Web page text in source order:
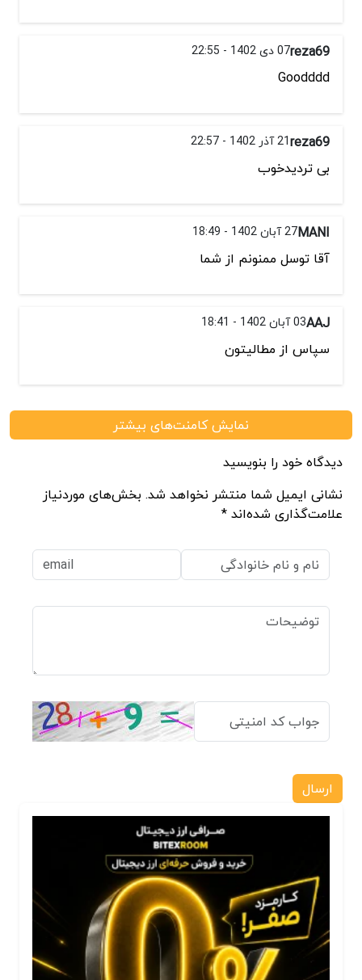
reza6907 دی 1402 - 22:55
Goodddd
reza6921 آذر 1402 - 22:57
بی تردیدخوب
MANI27 آبان 1402 - 18:49
آقا توسل ممنونم از شما
AAJ03 آبان 1402 - 18:41
سپاس از مطالیتون
نمایش کامنت‌های بیشتر
دیدگاه خود را بنویسید
نشانی ایمیل شما منتشر نخواهد شد. بخش‌های موردنیاز
علامت‌گذاری شده‌اند *
ارسال